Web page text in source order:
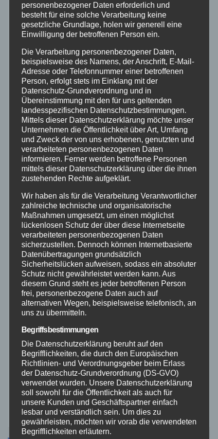
Aktuelles
Altenkirchen
Bundespolizei
Feuerwehr
Hilfsorganisationen
Mayen-Koblenz
Neuwied
Polizei
Rettungsdienst
Rhein-Lahn
THW
Veranstaltungen
Video
Westerwald
Zoll
personenbezogener Daten erforderlich und
besteht für eine solche Verarbeitung keine
gesetzliche Grundlage, holen wir generell eine
Einwilligung der betroffenen Person ein.
Die Verarbeitung personenbezogener Daten,
beispielsweise des Namens, der Anschrift, E-Mail-
Adresse oder Telefonnummer einer betroffenen
Person, erfolgt stets im Einklang mit der
Datenschutz-Grundverordnung und in
Übereinstimmung mit den für uns geltenden
landesspezifischen Datenschutzbestimmungen.
Mittels dieser Datenschutzerklärung möchte unser
Unternehmen die Öffentlichkeit über Art, Umfang
und Zweck der von uns erhobenen, genutzten und
verarbeiteten personenbezogenen Daten
informieren. Ferner werden betroffene Personen
mittels dieser Datenschutzerklärung über die ihnen
zustehenden Rechte aufgeklärt.
Wir haben als für die Verarbeitung Verantwortlicher
zahlreiche technische und organisatorische
Maßnahmen umgesetzt, um einen möglichst
lückenlosen Schutz der über diese Internetseite
verarbeiteten personenbezogenen Daten
sicherzustellen. Dennoch können Internetbasierte
Datenübertragungen grundsätzlich
Sicherheitslücken aufweisen, sodass ein absoluter
Schutz nicht gewährleistet werden kann. Aus
diesem Grund steht es jeder betroffenen Person
frei, personenbezogene Daten auch auf
alternativen Wegen, beispielsweise telefonisch, an
uns zu übermitteln.
Begriffsbestimmungen
Die Datenschutzerklärung beruht auf den
Begrifflichkeiten, die durch den Europäischen
Richtlinien- und Verordnungsgeber beim Erlass
der Datenschutz-Grundverordnung (DS-GVO)
verwendet wurden. Unsere Datenschutzerklärung
soll sowohl für die Öffentlichkeit als auch für
unsere Kunden und Geschäftspartner einfach
lesbar und verständlich sein. Um dies zu
gewährleisten, möchten wir vorab die verwendeten
Begrifflichkeiten erläutern.